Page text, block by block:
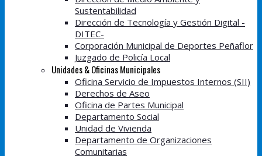
Sustentabilidad
Dirección de Tecnología y Gestión Digital -
DITEC-
Corporación Municipal de Deportes Peñaflor
Juzgado de Policía Local
Unidades & Oficinas Municipales
Oficina Servicio de Impuestos Internos (SII)
Derechos de Aseo
Oficina de Partes Municipal
Departamento Social
Unidad de Vivienda
Departamento de Organizaciones
Comunitarias